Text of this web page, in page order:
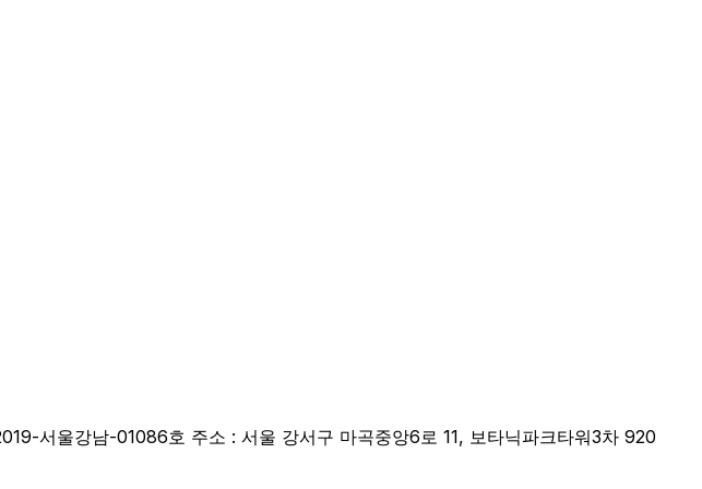
서울강남-01086호 주소 : 서울 강서구 마곡중앙6로 11, 보타닉파크타워3차 920